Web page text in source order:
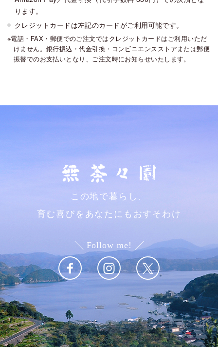
ります。
クレジットカードは左記のカードがご利用可能です。
電話・FAX・郵便でのご注文ではクレジットカードはご利用いただ
けません。銀行振込・代金引換・コンビニエンスストアまたは郵便
振替でのお支払いとなり、ご注文時にお知らせいたします。
この地で暮らし、
育む喜びをあなたにもおすそわけ
Follow me!